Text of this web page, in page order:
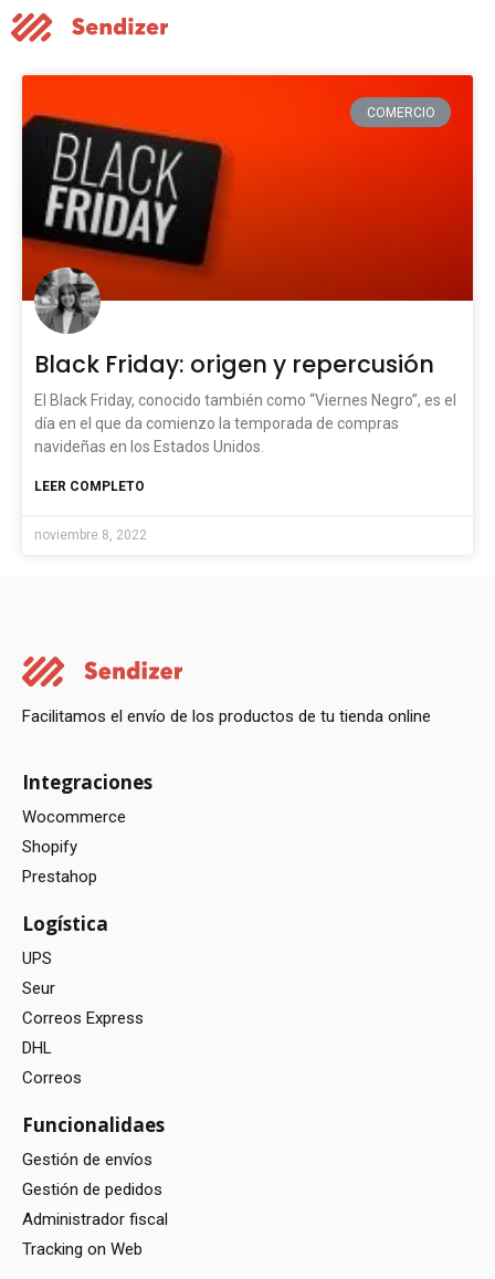
COMERCIO
Black Friday: origen y repercusión
El Black Friday, conocido también como “Viernes Negro”, es el
día en el que da comienzo la temporada de compras
navideñas en los Estados Unidos.
LEER COMPLETO
noviembre 8, 2022
Facilitamos el envío de los productos de tu tienda online
Integraciones
Wocommerce
Shopify
Prestahop
Logística
UPS
Seur
Correos Express
DHL
Correos
Funcionalidaes
Gestión de envíos
Gestión de pedidos
Administrador fiscal
Tracking on Web